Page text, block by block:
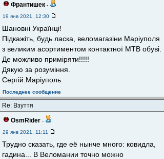
Франтишек -
19 янв 2021, 12:30
Шановні Українці!
Підкажіть, будь ласка, веломагазіни Маріуполя
з великим асортиментом контактної МТВ обуві.
Де можливо приміряти!!!!!
Дякую за розуміння.
Сергій.Маріуполь
Последнее сообщение
Re: Взуття
OsmRider -
29 янв 2021, 11:11
Трудно сказать, где её нынче много: ковидла,
гадина... В Веломании точно можно